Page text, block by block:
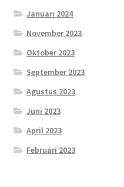
Januari 2024
November 2023
Oktober 2023
September 2023
Agustus 2023
Juni 2023
April 2023
Februari 2023